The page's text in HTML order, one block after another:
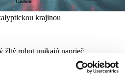
krajinou
žltý robot unikajú naprieč
lemujú vraky obrovských vojnových
odpad rozkladajúcej sa